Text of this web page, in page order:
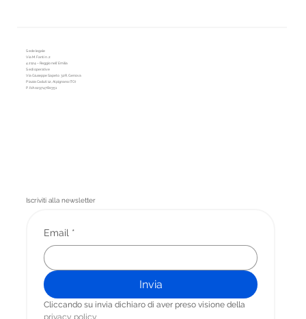
Sede legale
Via M. Fanti n. 2
42124 – Reggio nell’Emilia
Sedi operative
Via Giuseppe Sapeto 32R, Genova
Piazza Caduti 12, Alpignano (TO)
P.IVA 02974780351
Iscriviti alla newsletter
Email *
Invia
privacy policy